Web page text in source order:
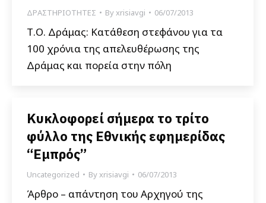
ΔΡΑΣΤΗΡΙΟΤΗΤΕΣ Byxrisiavgi 06/07/2013
Τ.Ο. Δράμας: Κατάθεση στεφάνου για τα
100 χρόνια της απελευθέρωσης της
Δράμας και πορεία στην πόλη
Κυκλοφορεί σήμερα το τρίτο
φύλλο της Εθνικής εφημερίδας
“Εμπρός”
Uncategorized Byxrisiavgi 06/07/2013
Άρθρο – απάντηση του Αρχηγού της